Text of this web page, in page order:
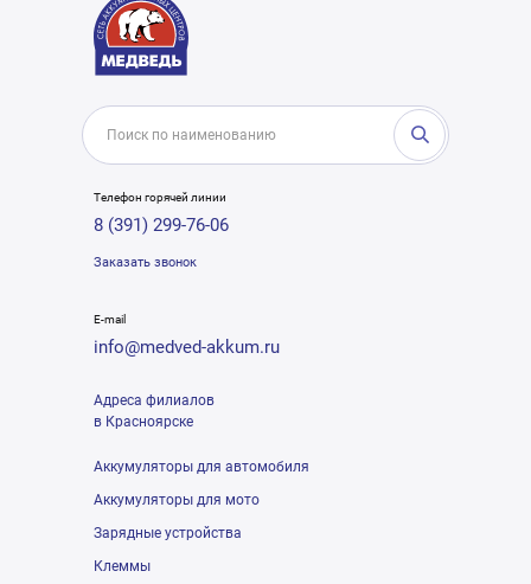
Телефон горячей линии
8 (391) 299-76-06
Заказать звонок
E-mail
info@medved-akkum.ru
Адреса филиалов
в Красноярске
Аккумуляторы для автомобиля
Аккумуляторы для мото
Зарядные устройства
Клеммы